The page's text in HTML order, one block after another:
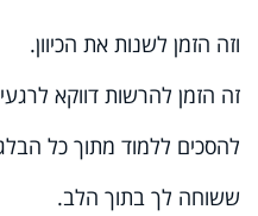
וזה הזמן לשנות את הכיוון.
זה הזמן להרשות דווקא
להסכים ללמוד מתוך כל
ששוחה לך בתוך הלב.